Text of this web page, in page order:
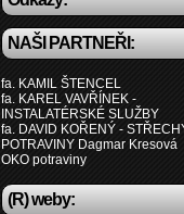
NAŠI PARTNEŘI:
fa. KAMIL ŠTENCEL
fa. KAREL VAVŘÍNEK -
INSTALATÉRSKÉ SLUŽBY
fa. DAVID KOŘENÝ -
POTRAVINY Dagmar Kresová
OKO potraviny
(R) weby: